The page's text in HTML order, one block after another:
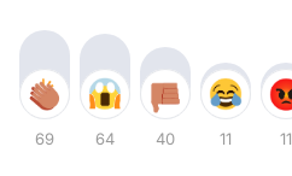
69 64 40 11 11